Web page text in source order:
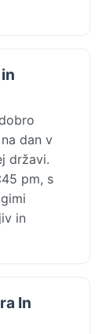
dan v
državi.
pm, s
in
In